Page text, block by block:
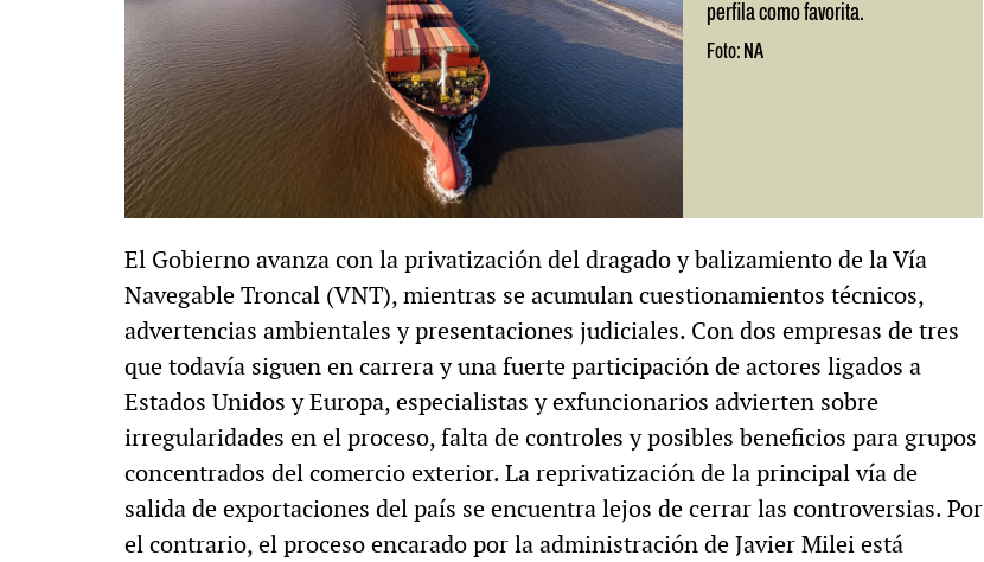
perfila como favorita.
Foto: NA
El Gobierno avanza con la privatización del dragado y balizamiento de la Vía
Navegable Troncal (VNT), mientras se acumulan cuestionamientos técnicos,
advertencias ambientales y presentaciones judiciales. Con dos empresas de tres
que todavía siguen en carrera y una fuerte participación de actores ligados a
Estados Unidos y Europa, especialistas y exfuncionarios advierten sobre
irregularidades en el proceso, falta de controles y posibles beneficios para grupos
concentrados del comercio exterior. La reprivatización de la principal vía de
salida de exportaciones del país se encuentra lejos de cerrar las controversias. Por
el contrario, el proceso encarado por la administración de Javier Milei está